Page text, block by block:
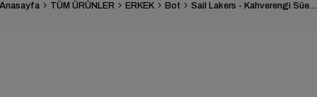
TÜM ÜRÜNLER ERKEK Bot Sail Lakers - Kahverengi Süet Erkek Bot